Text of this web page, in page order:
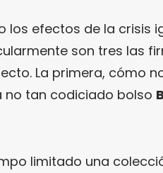
los efectos de la crisis
son tres las
La primera, cómo
no tan codiciado bolso
limitado una